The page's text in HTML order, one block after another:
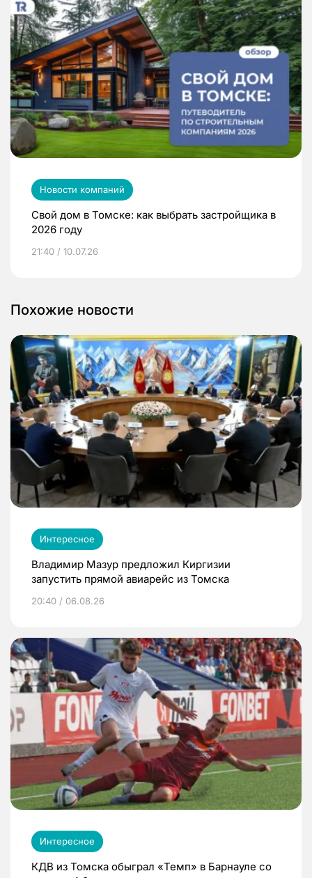
Новости компаний
Свой дом в Томске: как выбрать застройщика в
2026 году
21:40 / 10.07.26
Похожие новости
Интересное
Владимир Мазур предложил Киргизии
запустить прямой авиарейс из Томска
20:40 / 06.08.26
Интересное
КДВ из Томска обыграл «Темп» в Барнауле со